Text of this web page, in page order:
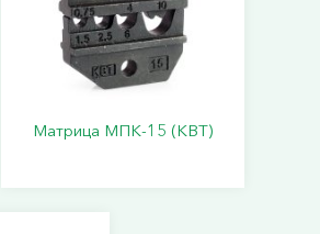
Матрица МПК-15 (КВТ)